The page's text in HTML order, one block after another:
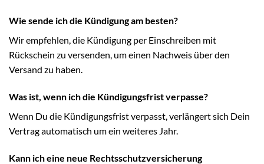
Wie sende ich die Kündigung am besten?
Wir empfehlen, die Kündigung per Einschreiben mit
Rückschein zu versenden, um einen Nachweis über den
Versand zu haben.
Was ist, wenn ich die Kündigungsfrist verpasse?
Wenn Du die Kündigungsfrist verpasst, verlängert sich Dein
Vertrag automatisch um ein weiteres Jahr.
Kann ich eine neue Rechtsschutzversicherung